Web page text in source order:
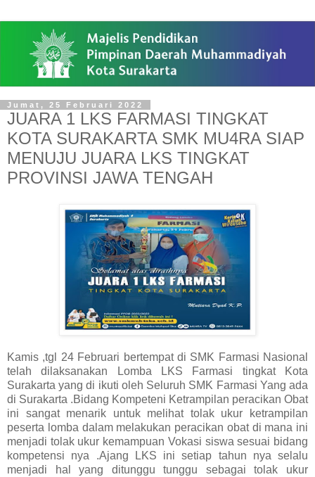
Jumat, 25 Februari 2022
JUARA 1 LKS FARMASI TINGKAT
KOTA SURAKARTA SMK MU4RA SIAP
MENUJU JUARA LKS TINGKAT
PROVINSI JAWA TENGAH
Kamis ,tgl 24 Februari bertempat di SMK Farmasi Nasional
telah dilaksanakan Lomba LKS Farmasi tingkat Kota
Surakarta yang di ikuti oleh Seluruh SMK Farmasi Yang ada
di Surakarta .Bidang Kompeteni Ketrampilan peracikan Obat
ini sangat menarik untuk melihat tolak ukur ketrampilan
peserta lomba dalam melakukan peracikan obat di mana ini
menjadi tolak ukur kemampuan Vokasi siswa sesuai bidang
kompetensi nya .Ajang LKS ini setiap tahun nya selalu
menjadi hal yang ditunggu tunggu sebagai tolak ukur